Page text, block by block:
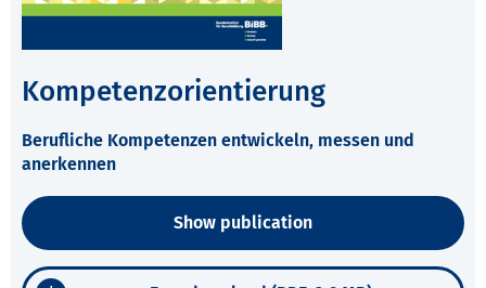
Kompetenzorientierung
Berufliche Kompetenzen entwickeln, messen und
anerkennen
Show publication